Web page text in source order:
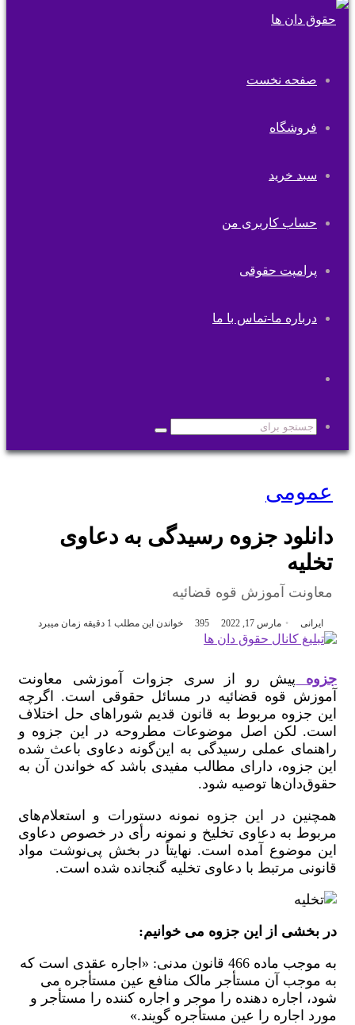
صفحه نخست
فروشگاه
سبد خرید
حساب کاربری من
پرامپت حقوقی
درباره ما-تماس با ما
پوسته
جستجو
برای
عمومی
دانلود جزوه رسیدگی به دعاوی
تخلیه
معاونت آموزش قوه قضائیه
ایرانی مارس 17, 2022 خواندن این مطلب 1 دقیقه زمان میبرد
جزوه
پیش رو از سری جزوات آموزشی معاونت
آموزش قوه قضائیه در مسائل حقوقی است. اگرچه
این جزوه مربوط به قانون قدیم شوراهای حل اختلاف
است. لکن اصل موضوعات مطروحه در این جزوه و
راهنمای عملی رسیدگی به این‌گونه دعاوی باعث شده
این جزوه، دارای مطالب مفیدی باشد که خواندن آن به
حقوق‌دان‌ها توصیه شود.
همچنین در این جزوه نمونه دستورات و استعلام‌های
مربوط به دعاوی تخلیخ و نمونه رأی در خصوص دعاوی
این موضوع آمده است. نهایتاً در بخش پی‌نوشت مواد
قانونی مرتبط با دعاوی تخلیه گنجانده شده است.
در بخشی از این جزوه می خوانیم:
به موجب ماده 466 قانون مدنی: «اجاره عقدی است که
به موجب آن مستأجر مالک منافع عين مستأجره می
شود، اجاره دهنده را موجر و اجاره کننده را مستأجر و
مورد اجاره را عين مستأجره گویند.»